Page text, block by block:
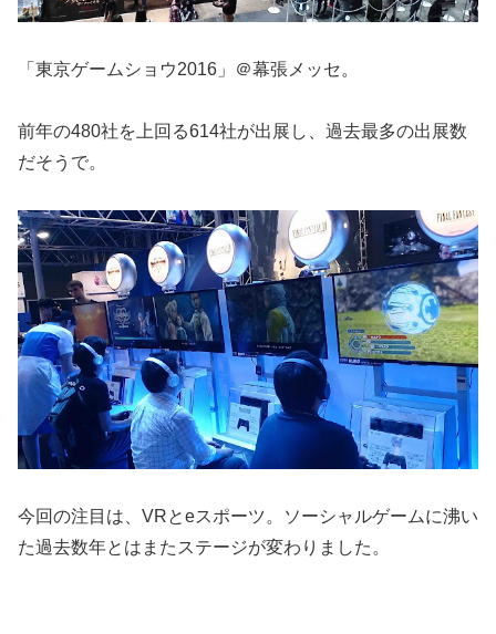
「東京ゲームショウ2016」＠幕張メッセ。
前年の480社を上回る614社が出展し、過去最多の出展数
だそうで。
今回の注目は、VRとeスポーツ。ソーシャルゲームに沸い
た過去数年とはまたステージが変わりました。